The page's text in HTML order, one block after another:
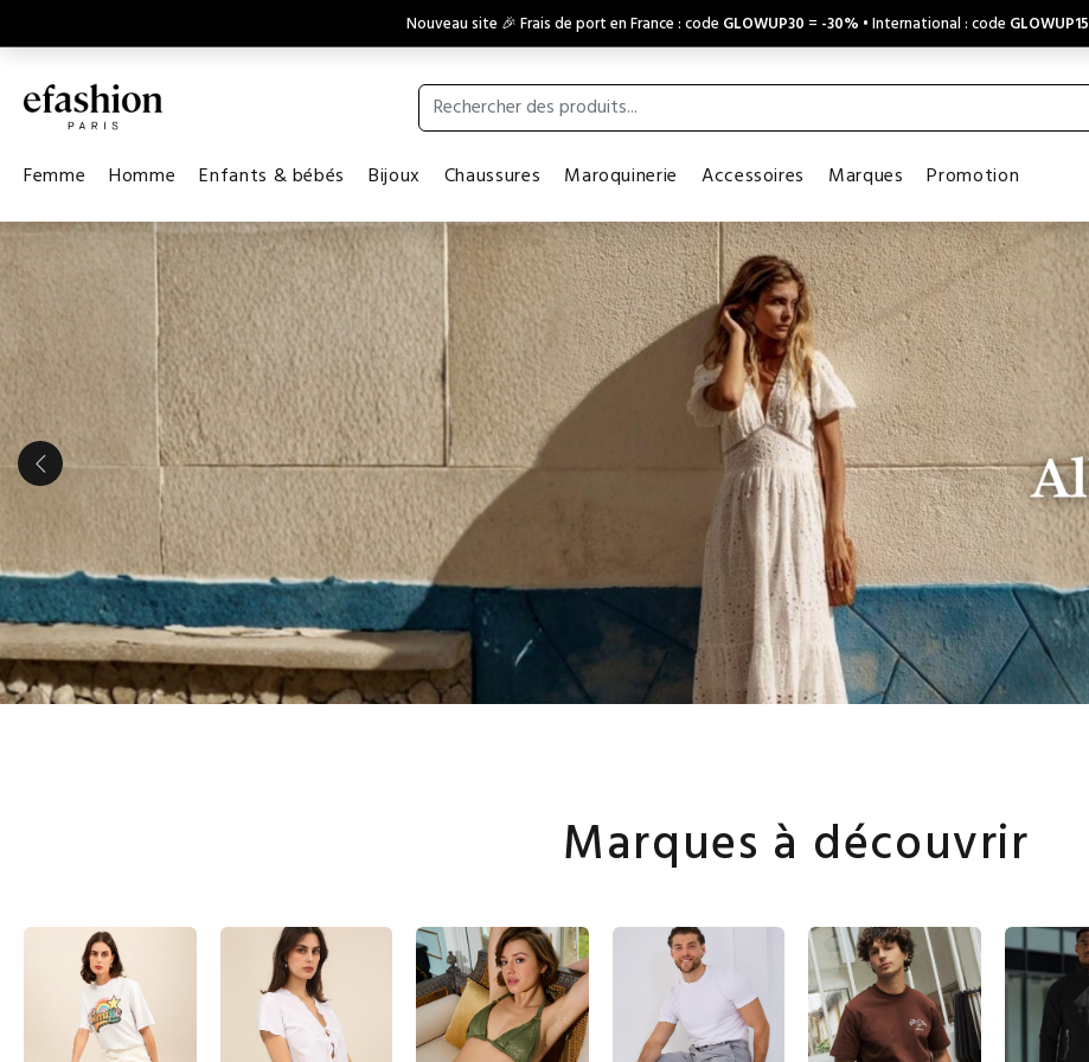
Nouveau site 🎉 Frais de port en France : code GLOWUP30 = -30% • International : code GLOWUP15
Femme Homme Enfants & bébés Bijoux Chaussures Maroquinerie Accessoires Marques Promotion
Marques à découvrir